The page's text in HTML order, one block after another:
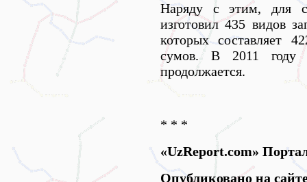
Наряду с этим, для
изготовил 435 видов
которых составляет
сумов. В 2011 году
продолжается.
* * *
«UzReport.com»
Опубликовано на